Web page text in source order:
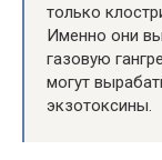
только
Именно они
газовую
могут
экзотоксины.